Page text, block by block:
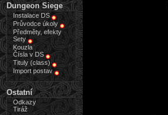
Dungeon Siege
Instalace DS
Průvodce úkoly
Předměty, efekty
Sety
Kouzla
Čísla v DS
Tituly (class)
Import postav
Ostatní
Odkazy
Tiráž